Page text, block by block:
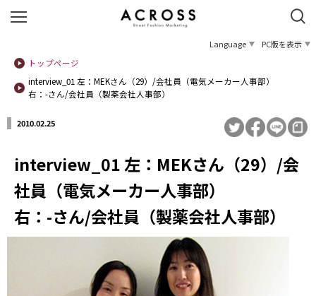
Language
PC版を表示
トップページ
interview_01 左：MEKさん（29）/会社員（電気メーカー人事部）
右：-さん/会社員（製薬会社人事部）
2010.02.25
interview_01 左：MEKさん（29）/会
社員（電気メーカー人事部）
右：-さん/会社員（製薬会社人事部）